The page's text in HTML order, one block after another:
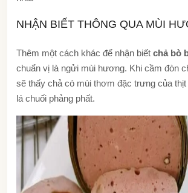
NHẬN BIẾT THÔNG QUA MÙI
Thêm một cách khác để nhận biết chả bò
chuẩn vị là ngửi mùi hương. Khi cầm đòn
sẽ thấy chả có mùi thơm đặc trưng của
lá chuối phảng phất.